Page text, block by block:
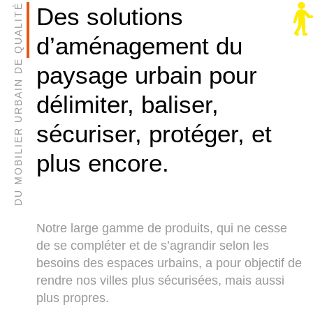
DU MOBILIER URBAIN DE QUALITÉ Des solutions
d’aménagement du
paysage urbain pour
délimiter, baliser,
sécuriser, protéger, et
plus encore.
Notre large gamme de produits, qui ne cesse
de se compléter et de s’agrandir selon les
besoins des espaces urbains, a pour objectif de
rendre nos villes plus sécurisées, mais aussi
plus propres.